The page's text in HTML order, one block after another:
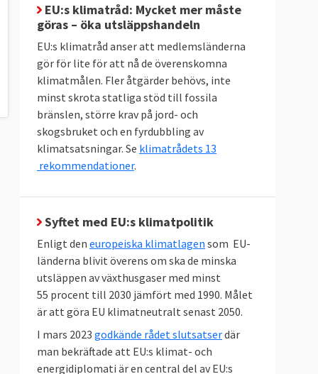
EU:s klimatråd: Mycket mer måste
göras – öka utsläppshandeln
EU:s klimatråd anser att medlemsländerna
gör för lite för att nå de överenskomna
klimatmålen. Fler åtgärder behövs, inte
minst skrota statliga stöd till fossila
bränslen, större krav på jord- och
skogsbruket och en fyrdubbling av
klimatsatsningar. Se klimatrådets 13
rekommendationer.
Syftet med EU:s klimatpolitik
Enligt den europeiska klimatlagen som EU-
länderna blivit överens om ska de minska
utsläppen av växthusgaser med minst
55 procent till 2030 jämfört med 1990. Målet
är att göra EU klimatneutralt senast 2050.
I mars 2023 godkände rådet slutsatserdär
man bekräftade att EU:s klimat- och
energidiplomati är en central del av EU:s